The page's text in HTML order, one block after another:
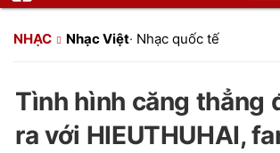
NHẠC Nhạc Việt· Nhạc quốc tế
Tình hình căng thẳng
ra với HIEUTHUHAI,